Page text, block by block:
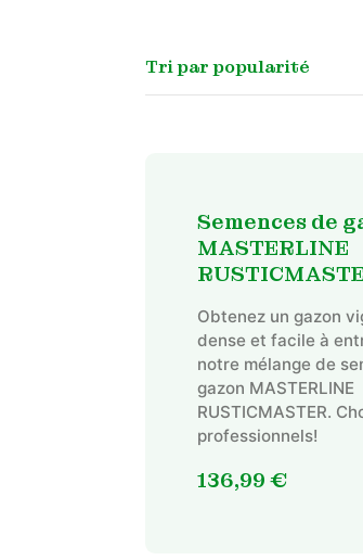
Semences de
MASTERLINE
Obtenez un gazon
dense et facile à
notre mélange de
gazon MASTERLINE
RUSTICMASTER.
professionnels!
136,99 €